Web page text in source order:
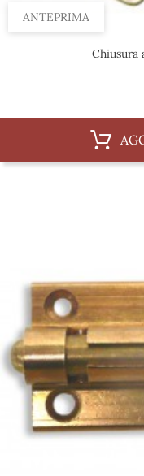
ANTEPRIMA
Chiusura